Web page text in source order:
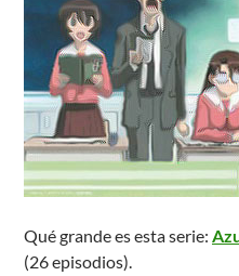
Qué grande es esta serie:
(26 episodios).